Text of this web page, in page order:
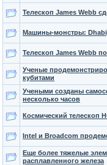
Телескоп James Webb
Машины-монстры:
Телескоп James Webb
Ученые
кубитами
Учеными созданы
несколько часов
Космический телескоп
Intel и Broadcom
Еще более тяжелые
расплавленного железа